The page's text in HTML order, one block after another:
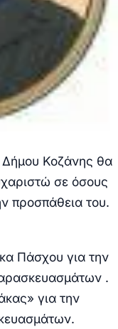
Κοζάνης θα
σε όσους
προσπάθεια του.
Πάσχου για την
.
για την